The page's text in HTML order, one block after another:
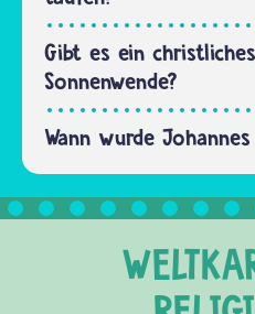
dass…
Gibt es ein
Sonnenwende?
Wann wurde